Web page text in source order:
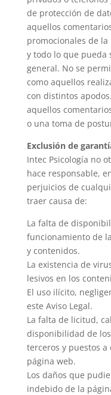
de protección de
aquellos
promocionales de
y todo lo que pueda
general. No se
como aquellos
con distintos
aquellos
o una toma de
Exclusión de
Intec Psicología no
hace responsable,
perjuicios de
traer causa de:
La falta de
funcionamiento de
y contenidos.
La existencia de
lesivos en los
El uso ilícito,
este Aviso Legal.
La falta de licitud,
disponibilidad de
terceros y puestos
página web.
Los daños que
indebido de la